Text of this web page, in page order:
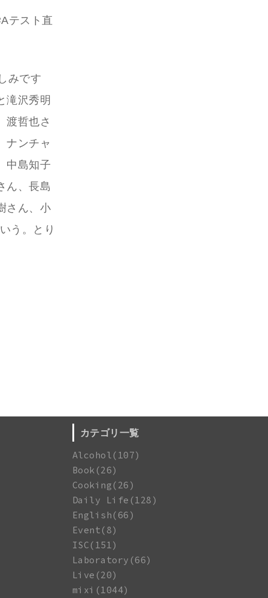
テスト直
みです
滝沢秀明
渡哲也さ
ナンチャ
中島知子
ん、長島
さん、小
う。とり
カテゴリ一覧
Alcohol(107)
Book(26)
Cooking(26)
Daily Life(128)
English(66)
Event(8)
ISC(151)
Laboratory(66)
Live(20)
mixi(1044)